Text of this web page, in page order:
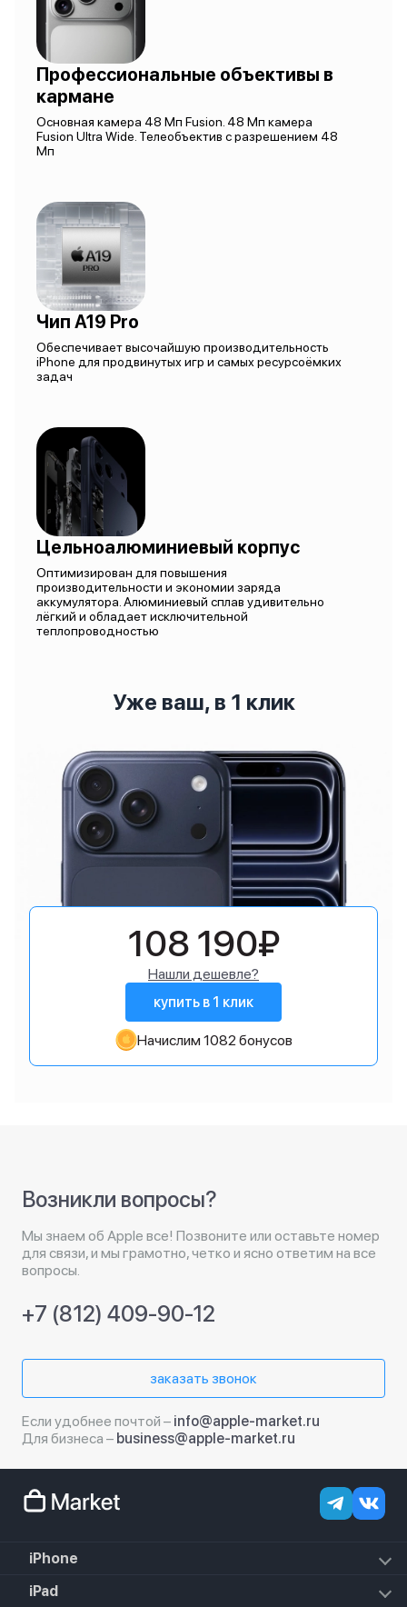
Профессиональные объективы в
кармане
Основная камера 48 Мп Fusion. 48 Мп камера
Fusion Ultra Wide. Телеобъектив с разрешением 48
Мп
Чип A19 Pro
Обеспечивает высочайшую производительность
iPhone для продвинутых игр и самых ресурсоёмких
задач
Цельноалюминиевый корпус
Оптимизирован для повышения
производительности и экономии заряда
аккумулятора. Алюминиевый сплав удивительно
лёгкий и обладает исключительной
теплопроводностью
Уже ваш, в 1 клик
108 190₽
Нашли дешевле?
купить в 1 клик
Начислим 1082 бонусов
Возникли вопросы?
Мы знаем об Apple все! Позвоните или оставьте номер
для связи, и мы грамотно, четко и ясно ответим на все
вопросы.
+7 (812) 409-90-12
заказать звонок
Если удобнее почтой – info@apple-market.ru
Для бизнеса – business@apple-market.ru
iPhone
iPhone 17e
iPad